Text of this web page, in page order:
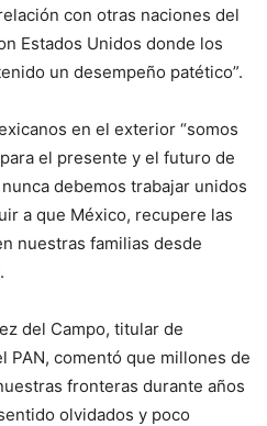
con otras naciones del
Estados Unidos donde los
un desempeño patético”.
en el exterior “somos
el presente y el futuro de
debemos trabajar unidos
a que México, recupere las
nuestras familias desde
del Campo, titular de
PAN, comentó que millones de
fronteras durante años
olvidados y poco